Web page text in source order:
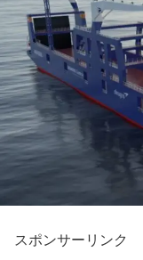
スポンサーリンク